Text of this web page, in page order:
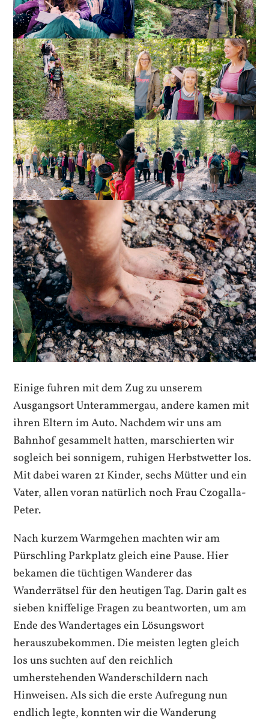
Einige fuhren mit dem Zug zu unserem
Ausgangsort Unterammergau, andere kamen mit
ihren Eltern im Auto. Nachdem wir uns am
Bahnhof gesammelt hatten, marschierten wir
sogleich bei sonnigem, ruhigen Herbstwetter los.
Mit dabei waren 21 Kinder, sechs Mütter und ein
Vater, allen voran natürlich noch Frau Czogalla-
Peter.
Nach kurzem Warmgehen machten wir am
Pürschling Parkplatz gleich eine Pause. Hier
bekamen die tüchtigen Wanderer das
Wanderrätsel für den heutigen Tag. Darin galt es
sieben kniffelige Fragen zu beantworten, um am
Ende des Wandertages ein Lösungswort
herauszubekommen. Die meisten legten gleich
los uns suchten auf den reichlich
umherstehenden Wanderschildern nach
Hinweisen. Als sich die erste Aufregung nun
endlich legte, konnten wir die Wanderung